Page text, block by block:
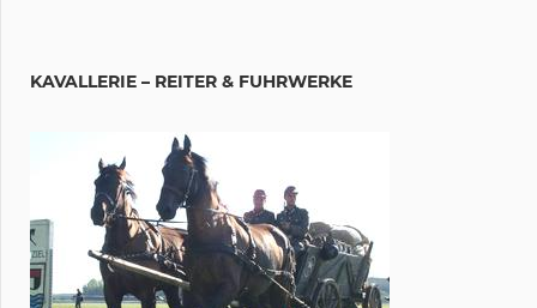
KAVALLERIE – REITER & FUHRWERKE